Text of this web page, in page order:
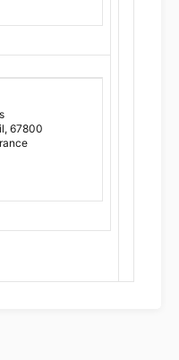
67800